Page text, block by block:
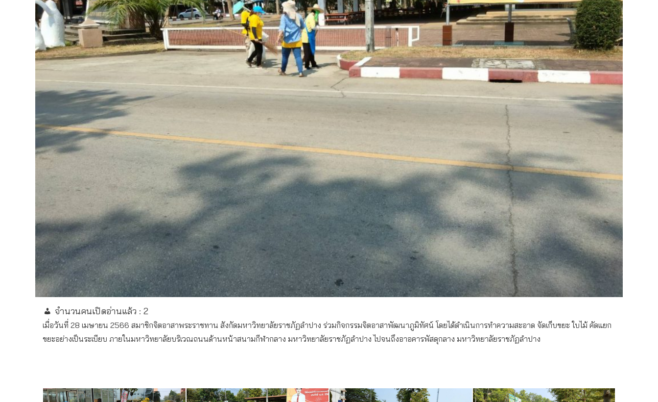
จำนวนคนเปิดอ่านแล้ว : 2
เมื่อวันที่ 28 เมษายน 2566 สมาชิกจิตอาสาพระราชทาน สังกัดมหาวิทยาลัยราชภัฏลำปาง ร่วมกิจกรรมจิตอาสาพัฒนาภูมิทัศน์ โดยได้ดำเนินการทำความสะอาด จัดเก็บขยะ ใบไม้ คัดแยก
ขยะอย่างเป็นระเบียบ ภายในมหาวิทยาลัยบริเวณถนนด้านหน้าสนามกีฬากลาง มหาวิทยาลัยราชภัฏลำปาง ไปจนถึงอาอคารพัสดุกลาง มหาวิทยาลัยราชภัฏลำปาง